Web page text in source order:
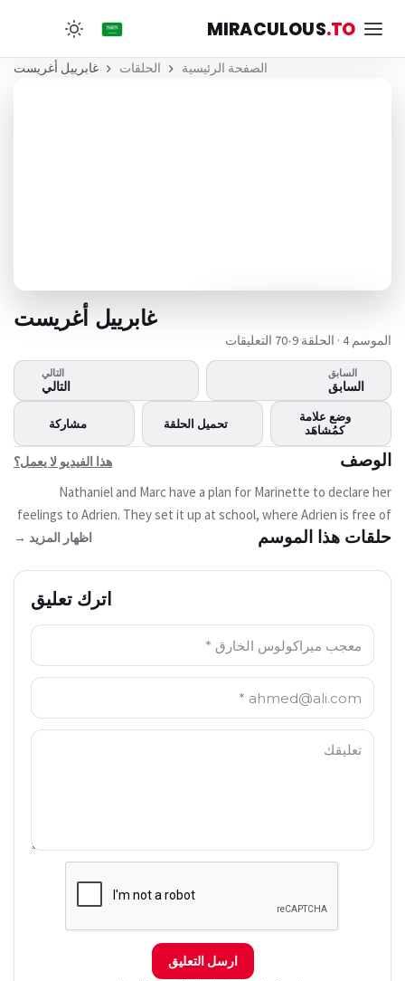
MIRACULOUS.TO
الصفحة الرئيسية الحلقات غابرييل أغريست
هذا الفيديو لا يعمل؟
هذا الفيديو غير متوفر
غابرييل أغريست
الموسم 4 · الحلقة 9 •70 التعليقات
السابق
السابق
التالي
التالي
وضع علامة
كمُشاهَد
تحميل الحلقة مشاركة
الوصف هذا الفيديو لا يعمل؟
Nathaniel and Marc have a plan for Marinette to declare her
feelings to Adrien. They set it up at school, where Adrien is free of
his father's control. But Chloé films their meeting and threatens to
school. Chloe will spend the evening at Gabriel's, where Marinette
cannot enter. But Nath and Marc's imagination is limitless, and
Marinette, disguised as a waitress, sneaks into the Agreste home...
where a supervillain is also crashing the party. Will Ladybug save
the soirée?
حلقات هذا الموسم اظهار المزيد →
اترك تعليق
الاسم: *
البريد الالكتروني: *
ارسل التعليق